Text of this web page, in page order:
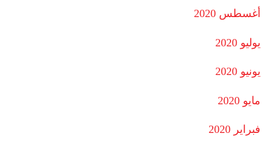
أغسطس 2020
يوليو 2020
يونيو 2020
مايو 2020
فبراير 2020